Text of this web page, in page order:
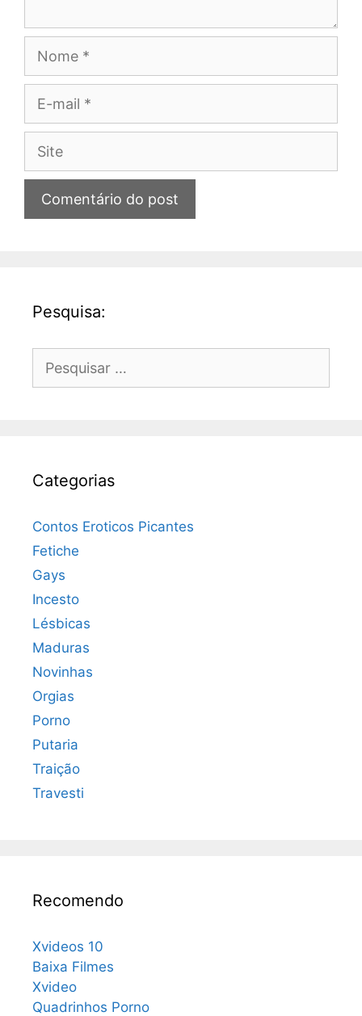
Site
Pesquisa:
por:
Categorias
Contos Eroticos Picantes
Fetiche
Gays
Incesto
Lésbicas
Maduras
Novinhas
Orgias
Porno
Putaria
Traição
Travesti
Recomendo
Xvideos 10
Baixa Filmes
Xvideo
Quadrinhos Porno